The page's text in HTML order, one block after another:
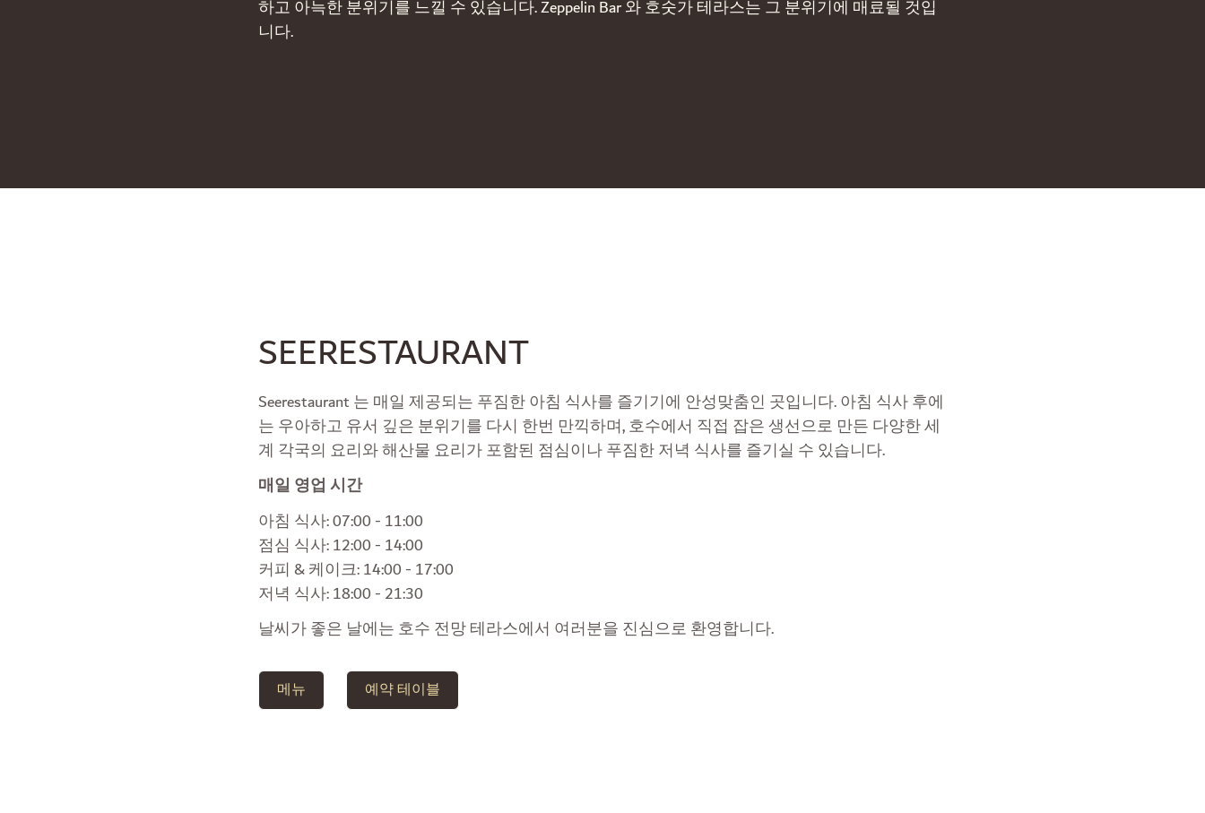
하고 아늑한 분위기를 느낄 수 있습니다. Zeppelin Bar 와 호숫가 테라스는 그 분위기에 매료될 것입
니다.
SEERESTAURANT
Seerestaurant 는 매일 제공되는 푸짐한 아침 식사를 즐기기에 안성맞춤인 곳입니다. 아침 식사 후에
는 우아하고 유서 깊은 분위기를 다시 한번 만끽하며, 호수에서 직접 잡은 생선으로 만든 다양한 세
계 각국의 요리와 해산물 요리가 포함된 점심이나 푸짐한 저녁 식사를 즐기실 수 있습니다.
매일 영업 시간
아침 식사: 07:00 - 11:00
점심 식사: 12:00 - 14:00
커피 & 케이크: 14:00 - 17:00
저녁 식사: 18:00 - 21:30
날씨가 좋은 날에는 호수 전망 테라스에서 여러분을 진심으로 환영합니다.
메뉴 예약 테이블